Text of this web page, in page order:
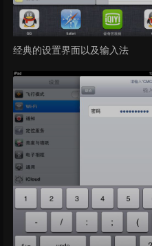
经典的设置界面以及输入法